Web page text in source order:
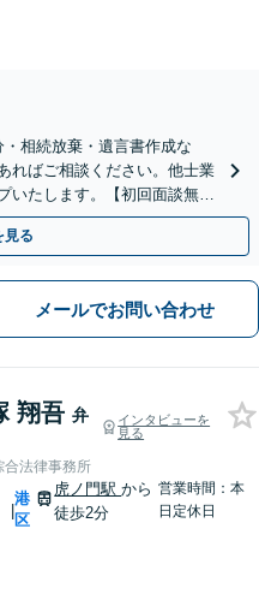
・相続放棄・遺言書作成な
ればご相談ください。他士業
いたします。【初回面談無
見る
メールでお問い合わせ
翔吾 弁
インタビューを
見る
合法律事務所
|
港
区
虎ノ門駅から
徒歩2分
営業時間：本
日定休日